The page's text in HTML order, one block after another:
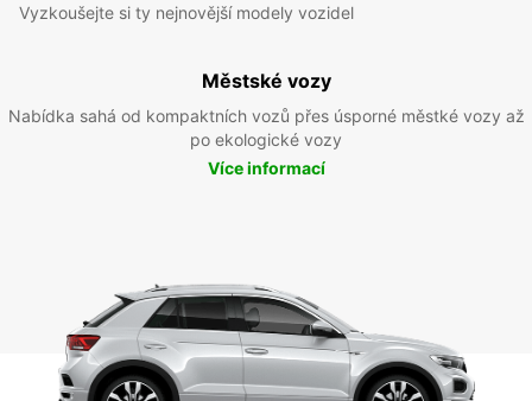
Vyzkoušejte si ty nejnovější modely vozidel
Městské vozy
Nabídka sahá od kompaktních vozů přes úsporné městké vozy až
po ekologické vozy
Více informací